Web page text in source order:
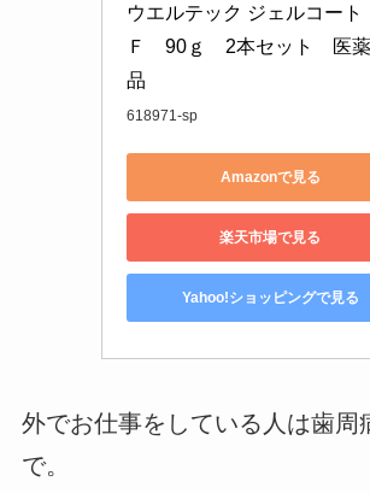
ウエルテック ジェルコー
Ｆ　90ｇ　2本セット　医
品
618971-sp
Amazonで見る
楽天市場で見る
Yahoo!ショッピングで見る
外でお仕事をしている人は歯周
で。